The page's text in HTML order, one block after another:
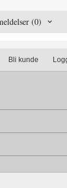
(0)
Bli kunde